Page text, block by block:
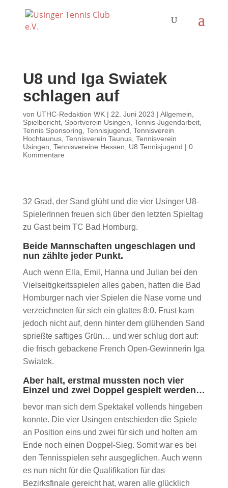
U8 und Iga Swiatek
schlagen auf
von UTHC-Redaktion WK| 22. Juni 2023 | Allgemein
Spielbericht, Sportverein Usingen Tennis Jugendarbeit,
Tennis Sponsoring Tennisjugend Tennisverein
Hochtaunus, Tennisverein Taunus, Tennisverein
Usingen Tennisvereine Hessen U8 Tennisjugend | 0
Kommentare
32 Grad, der Sand glüht und die vier Usinger U8-
SpielerInnen freuen sich über den letzten Spieltag
zu Gast beim TC Bad Homburg.
Beide Mannschaften ungeschlagen und
nun zählte jeder Punkt.
Auch wenn Ella, Emil, Hanna und Julian bei den
Vielseitigkeitsspielen alles gaben, hatten die Bad
Homburger nach vier Spielen die Nase vorne und
verzeichneten für sich ein glattes 8:0. Frust kam
jedoch nicht auf, denn hinter dem glühenden Sand
sprießte saftiges Grün… und wer schlug dort auf:
die frisch gebackene French Open-Gewinnerin Iga
Swiatek.
Aber halt, erstmal mussten noch vier
Einzel und zwei Doppel gespielt werden…
bevor man sich dem Spektakel vollends hingeben
konnte. Die vier Usingen entschieden die Spiele
an Position eins und zwei für sich und holten am
Ende noch einen Doppel-Sieg. Somit war es bei
den Tennisspielen sehr ausgeglichen. Auch wenn
es nun nicht für die Qualifikation für das
Bezirksfinale gereicht hat, waren alle glücklich